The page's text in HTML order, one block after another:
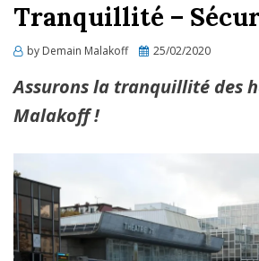
Tranquillité –
by Demain Malakoff
Posted
25/02/2020
Assurons la tranquillité des
Malakoff !